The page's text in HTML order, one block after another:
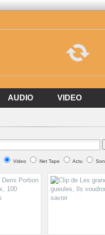
VIDEO
AUDIO
Video Net Tape Actu